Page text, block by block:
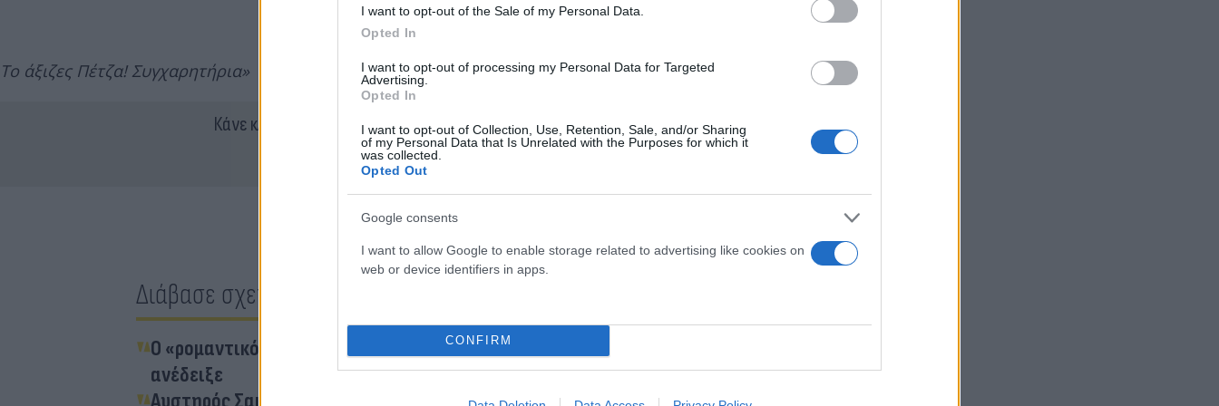
I want to opt-out of the Sale of my Personal Data.
Opted In
I want to opt-out of processing my Personal Data for Targeted
Advertising.
Opted In
I want to opt-out of Collection, Use, Retention, Sale, and/or Sharing
of my Personal Data that Is Unrelated with the Purposes for which it
was collected.
Opted Out
Google consents
I want to allow Google to enable storage related to advertising like cookies on
web or device identifiers in apps.
CONFIRM
Το άξιζες Πέτζα! Συγχαρητήρια»
Κάνε κλικ και δες περισσότεροFlash.grστην αναζήτηση τηςGoogle
Διάβασε σχετικά
Ο «ρομαντικός» Μπογκτάνοβιτς προπονείται με την φανέλα της Παρτιζάν που τον
ανέδειξε